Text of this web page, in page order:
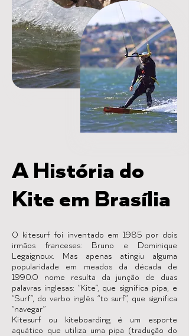
A História do
Kite em Brasília
O kitesurf foi inventado em 1985 por dois
irmãos franceses: Bruno e Dominique
Legaignoux. Mas apenas atingiu alguma
popularidade em meados da década de
1990.O nome resulta da junção de duas
palavras inglesas: “Kite”, que significa pipa, e
“Surf”, do verbo inglês “to surf”, que significa
“navegar”
Kitesurf ou kiteboarding é um esporte
aquático que utiliza uma pipa (tradução do